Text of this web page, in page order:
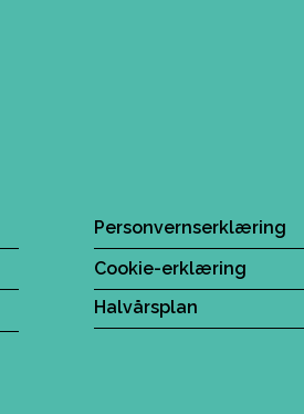
Personvernserklæring
Cookie-erklæring
Halvårsplan